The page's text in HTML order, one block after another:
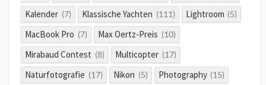
Kalender (7) Klassische Yachten (111) Lightroom (5)
MacBook Pro (7) Max Oertz-Preis (10)
Mirabaud Contest (8) Multicopter (17)
Naturfotografie (17) Nikon (5) Photography (15)